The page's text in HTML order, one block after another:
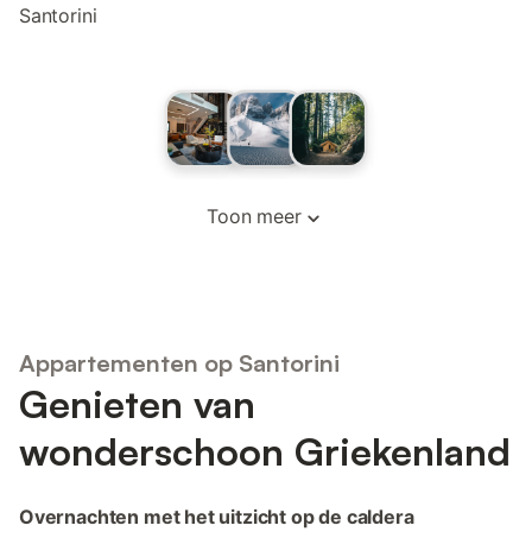
Santorini
Toon meer
Appartementen op Santorini
Genieten van
wonderschoon Griekenland
Overnachten met het uitzicht op de caldera